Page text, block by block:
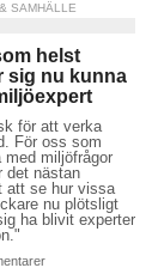
SAMHÄLLE
helst
sig nu kunna
för att verka
För oss som
med miljöfrågor
det nästan
att se hur vissa
nu plötsligt
ha blivit experter